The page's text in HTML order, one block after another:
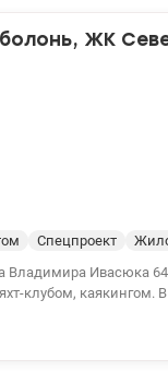
ЖК
Спецпроект
Ивасюка 64/56.
клубом, каякингом.